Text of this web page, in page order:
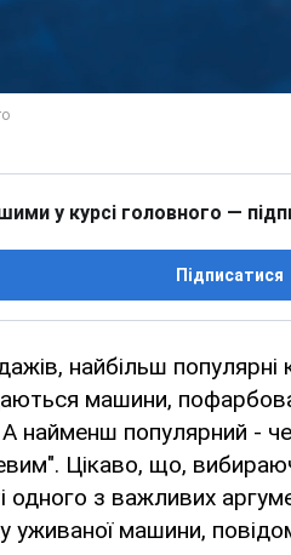
у курсі головного —
Підписатися
найбільш
машини,
А найменш популярний -
Цікаво, що,
одного з важливих
уживаної машини,